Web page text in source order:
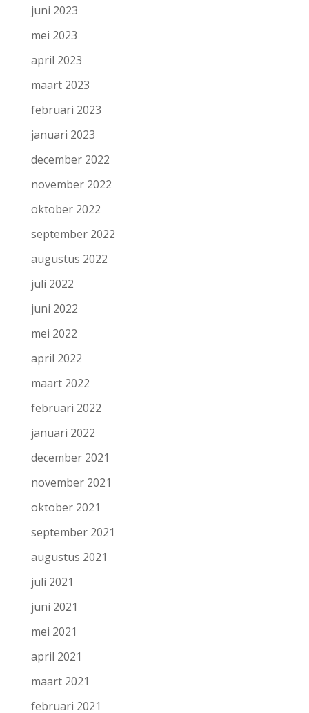
juni 2023
mei 2023
april 2023
maart 2023
februari 2023
januari 2023
december 2022
november 2022
oktober 2022
september 2022
augustus 2022
juli 2022
juni 2022
mei 2022
april 2022
maart 2022
februari 2022
januari 2022
december 2021
november 2021
oktober 2021
september 2021
augustus 2021
juli 2021
juni 2021
mei 2021
april 2021
maart 2021
februari 2021